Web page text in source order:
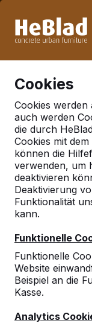
Woche 33 nicht.
Cookies
Cookies werden
auch werden
die durch
Cookies mit
können die
verwenden, um
deaktivieren
Deaktivierung
Funktionalität
kann.
Funktionelle
Funktionelle
Website
Beispiel an die
Kasse.
Analytics
Häufig
Hier finden Sie
werden. Ihre
ruhig Kontakt